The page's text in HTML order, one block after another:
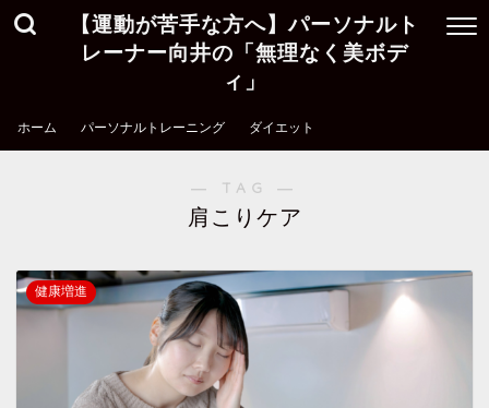
【運動が苦手な方へ】パーソナルト
レーナー向井の「無理なく美ボデ
ィ」
ホーム パーソナルトレーニング ダイエット
― TAG ―
肩こりケア
健康増進